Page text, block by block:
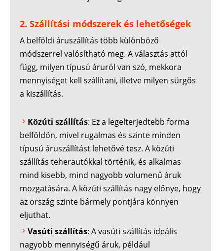
2. Szállítási módszerek és lehetőségek
A belföldi áruszállítás több különböző
módszerrel valósítható meg. A választás attól
függ, milyen típusú áruról van szó, mekkora
mennyiséget kell szállítani, illetve milyen sürgős
a kiszállítás.
Közúti szállítás: Ez a legelterjedtebb forma
belföldön, mivel rugalmas és szinte minden
típusú áruszállítást lehetővé tesz. A közúti
szállítás teherautókkal történik, és alkalmas
mind kisebb, mind nagyobb volumenű áruk
mozgatására. A közúti szállítás nagy előnye, hogy
az ország szinte bármely pontjára könnyen
eljuthat.
Vasúti szállítás: A vasúti szállítás ideális
nagyobb mennyiségű áruk, például